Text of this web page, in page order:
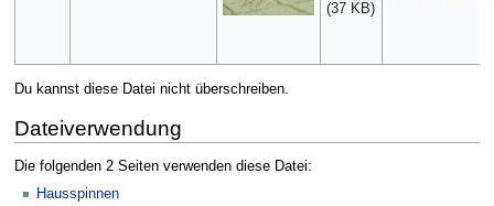
(37 KB)
Du kannst diese Datei nicht überschreiben.
Dateiverwendung
Die folgenden 2 Seiten verwenden diese Datei:
Hausspinnen